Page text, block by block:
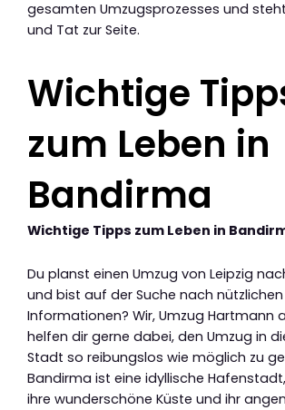
gesamten Umzugsprozesses und
und Tat zur Seite.
Wichtige
zum Leben in
Bandirma
Wichtige Tipps zum Leben in
Du planst einen Umzug von Leipzig
und bist auf der Suche nach nützlichen
Informationen? Wir, Umzug Hartmann
helfen dir gerne dabei, den Umzug in
Stadt so reibungslos wie möglich zu
Bandirma ist eine idyllische
ihre wunderschöne Küste und ihr